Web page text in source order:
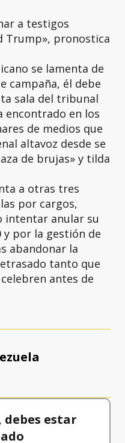
a testigos
Trump», pronostica
se lamenta de
campaña, él debe
sala del tribunal
encontrado en los
de medios que
altavoz desde se
de brujas» y tilda
a otras tres
por cargos,
intentar anular su
por la gestión de
abandonar la
tanto que
antes de
estar